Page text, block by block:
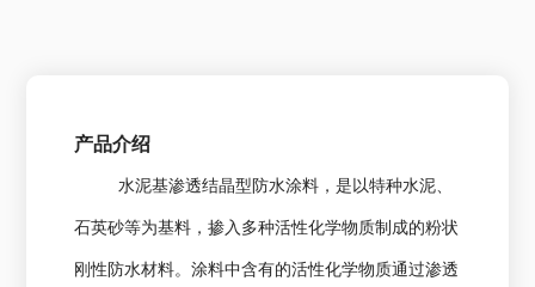
产品介绍
水泥基渗透结晶型防水涂料，是以特种水泥、
石英砂等为基料，掺入多种活性化学物质制成的粉状
刚性防水材料。涂料中含有的活性化学物质通过渗透